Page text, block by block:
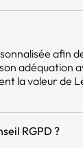
afin
adéquation
la valeur de
RGPD ?